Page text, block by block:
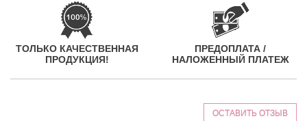
ТОЛЬКО КАЧЕСТВЕННАЯ
ПРОДУКЦИЯ!
ПРЕДОПЛАТА /
НАЛОЖЕННЫЙ ПЛАТЕЖ
ОСТАВИТЬ ОТЗЫВ